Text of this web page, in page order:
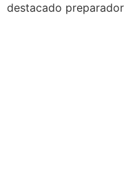
destacado